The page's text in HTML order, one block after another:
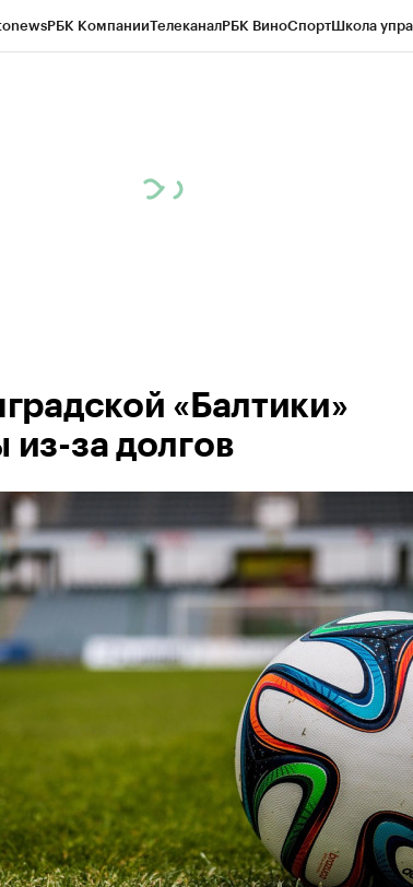
РБК КомпанииТелеканалРБК ВиноСпортШкола
«Балтики»
за долгов